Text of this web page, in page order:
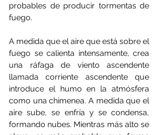
probables de producir tormentas de
fuego.
A medida que el aire que está sobre el
fuego se calienta intensamente, crea
una ráfaga de viento ascendente
llamada corriente ascendente que
introduce el humo en la atmósfera
como una chimenea. A medida que el
aire sube, se enfría y se condensa,
formando nubes. Mientras más alto se